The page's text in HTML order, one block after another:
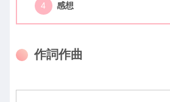
感想
作詞作曲